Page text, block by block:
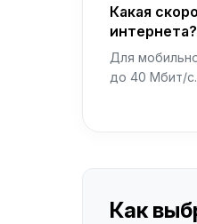
Какая
интернета?
Для
до 40 Мбит/
Как